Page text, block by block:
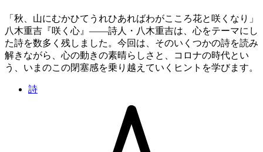
「秋、山にむかひてうれひあればわがこころ花と咲くなり」
八木重吉『咲く心』——詩人・八木重吉は、心をテーマにし
た詩を数多く残しました。今回は、そのいくつかの詩を読み
解きながら、心の動きの素晴らしさと、コロナの時代とい
う、いまのこの閉塞感を乗り越えていくヒントを学びます。
詩